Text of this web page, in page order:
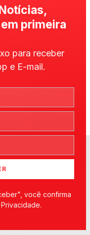
primeira
para receber
e E-mail.
você confirma